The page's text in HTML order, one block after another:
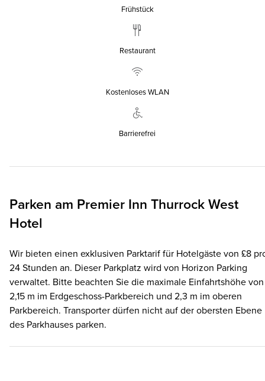
Frühstück
Restaurant
Kostenloses WLAN
Barrierefrei
Parken am Premier Inn Thurrock West
Hotel
Wir bieten einen exklusiven Parktarif für Hotelgäste von £8
24 Stunden an. Dieser Parkplatz wird von Horizon Parking
verwaltet. Bitte beachten Sie die maximale Einfahrtshöhe von
2,15 m im Erdgeschoss-Parkbereich und 2,3 m im oberen
Parkbereich. Transporter dürfen nicht auf der obersten Ebene
des Parkhauses parken.